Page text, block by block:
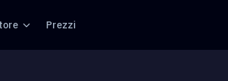
Prezzi